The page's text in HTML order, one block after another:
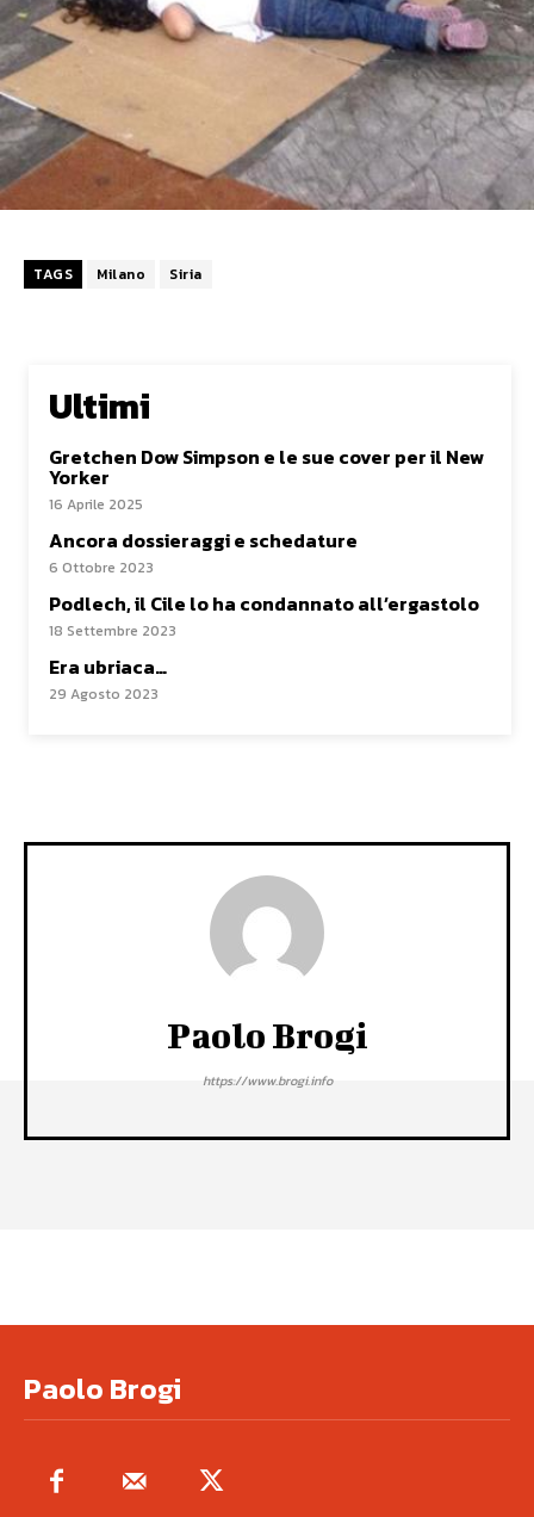
TAGS Milano Siria
Ultimi
Gretchen Dow Simpson e le sue cover per il New
Yorker
16 Aprile 2025
Ancora dossieraggi e schedature
6 Ottobre 2023
Podlech, il Cile lo ha condannato all’ergastolo
18 Settembre 2023
Era ubriaca…
29 Agosto 2023
Paolo Brogi
https://www.brogi.info
Paolo Brogi